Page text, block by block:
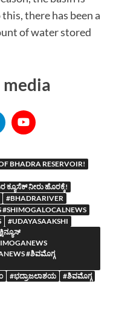
there has been a
of water stored
media
BHADRA RESERVOIR!
ನೀರು ಹೊರಕ್ಕೆ!
#BHADRARIVER
#UDAYASAAKSHI
#ಶಿವಮೊಗ್ಗ
#ಭದ್ರಾಜಲಾಶಯ
#ಶಿವಮೊಗ್ಗ